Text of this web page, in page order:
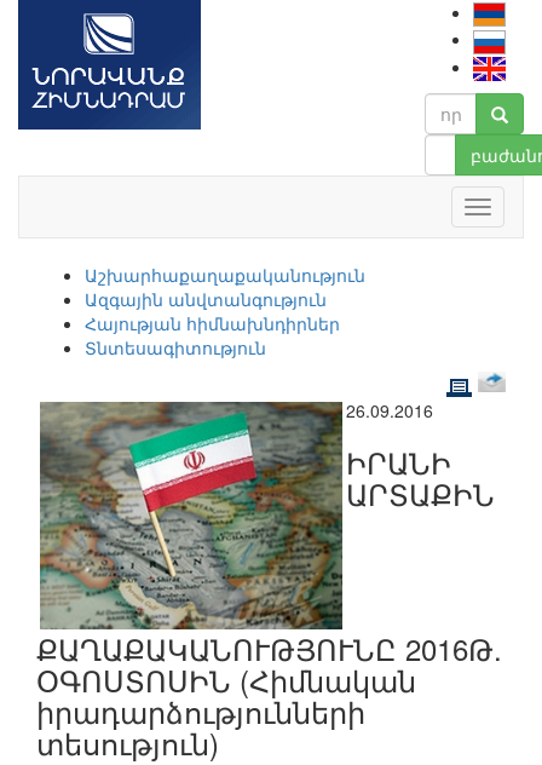
Աշխարհաքաղաքականություն
Ազգային անվտանգություն
Հայության հիմնախնդիրներ
Տնտեսագիտություն
26.09.2016
ԻՐԱՆԻ
ԱՐՏԱՔԻՆ
ՔԱՂԱՔԱԿԱՆՈՒԹՅՈՒՆԸ 2016Թ.
ՕԳՈՍՏՈՍԻՆ (Հիմնական
իրադարձությունների
տեսություն)